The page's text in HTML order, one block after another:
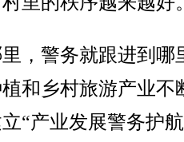
警务就跟进到哪
和乡村旅游产业不
“产业发展警务护